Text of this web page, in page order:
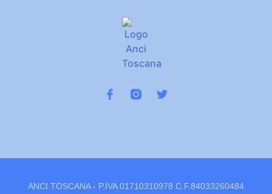
ANCI TOSCANA - P.IVA 01710310978 C.F.84033260484